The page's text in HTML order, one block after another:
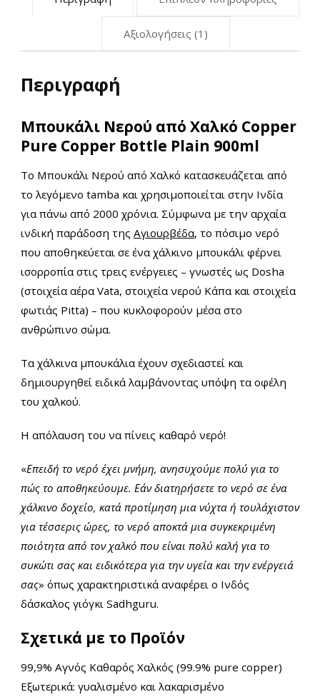
Αξιολογήσεις (1)
Περιγραφή
Μπουκάλι Νερού από Χαλκό Copper
Pure Copper Bottle Plain 900ml
Τo Μπουκάλι Νερού από Χαλκό κατασκευάζεται από
το λεγόμενο tamba και χρησιμοποιείται στην Ινδία
για πάνω από 2000 χρόνια. Σύμφωνα με την αρχαία
ινδική παράδοση της Αγιουρβέδα, το πόσιμο νερό
που αποθηκεύεται σε ένα χάλκινο μπουκάλι φέρνει
ισορροπία στις τρεις ενέργειες – γνωστές ως Dosha
(στοιχεία αέρα Vata, στοιχεία νερού Κάπα και στοιχεία
φωτιάς Pitta) – που κυκλοφορούν μέσα στο
ανθρώπινο σώμα.
Τα χάλκινα μπουκάλια έχουν σχεδιαστεί και
δημιουργηθεί ειδικά λαμβάνοντας υπόψη τα οφέλη
του χαλκού.
Η απόλαυση του να πίνεις καθαρό νερό!
«Επειδή το νερό έχει μνήμη, ανησυχούμε πολύ για το
πώς το αποθηκεύουμε. Εάν διατηρήσετε το νερό σε ένα
χάλκινο δοχείο, κατά προτίμηση μια νύχτα ή τουλάχιστον
για τέσσερις ώρες, το νερό αποκτά μια συγκεκριμένη
ποιότητα από τον χαλκό που είναι πολύ καλή για το
συκώτι σας και ειδικότερα για την υγεία και την ενέργειά
σας» όπως χαρακτηριστικά αναφέρει ο Ινδός
δάσκαλος γιόγκι Sadhguru.
Σχετικά με το Προϊόν
99,9% Αγνός Καθαρός Χαλκός (99.9% pure copper)
Εξωτερικά: γυαλισμένο και λακαρισμένο